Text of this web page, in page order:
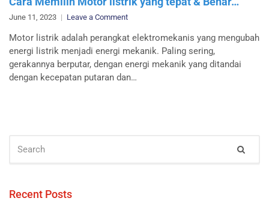
June 11, 2023 Leave a Commenton
Memilih
Motor
listrik
yang
Motor listrik adalah perangkat elektromekanis yang mengubah
energi listrik menjadi energi mekanik. Paling sering,
gerakannya berputar, dengan energi mekanik yang ditandai
dengan kecepatan putaran dan…
FOR:
Recent Posts